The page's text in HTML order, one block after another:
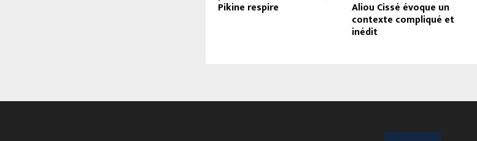
Pikine respire Aliou Cissé évoque un
contexte compliqué et
inédit